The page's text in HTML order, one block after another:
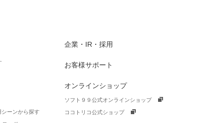
ーンから探す
企業・IR・採用
お客様サポート
オンラインショップ
ソフト９９公式オンラインショップ
ココトリコ公式ショップ